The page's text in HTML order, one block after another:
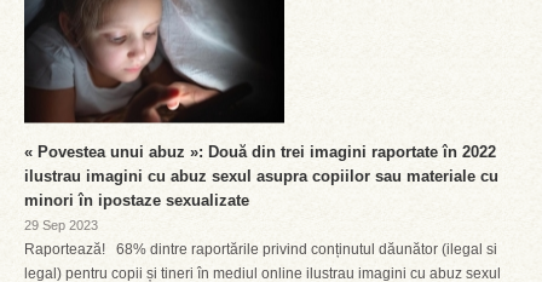
« Povestea unui abuz »: Două din trei imagini raportate în 2022
ilustrau imagini cu abuz sexul asupra copiilor sau materiale cu
minori în ipostaze sexualizate
29 Sep 2023
Raportează! 68% dintre raportările privind conținutul dăunător (ilegal si
legal) pentru copii și tineri în mediul online ilustrau imagini cu abuz sexul